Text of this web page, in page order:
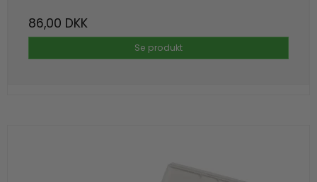
86,00 DKK
Se produkt